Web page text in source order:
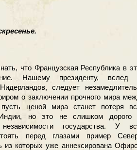
что Французская Республика в
Нашему президенту, вслед
следует
о заключении прочного мира
ценой мира станет потеря
но это не слишком дорого
государства. У
перед глазами пример
из которых уже аннексирована